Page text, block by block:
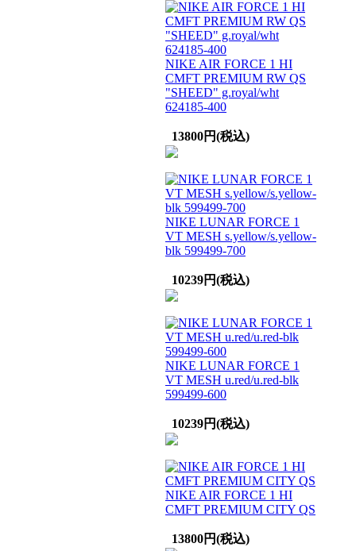
NIKE AIR FORCE 1 HI
CMFT PREMIUM RW QS
"SHEED" g.royal/wht
624185-400
13800円(税込)
NIKE LUNAR FORCE 1
VT MESH s.yellow/s.yellow-
blk 599499-700
10239円(税込)
NIKE LUNAR FORCE 1
VT MESH u.red/u.red-blk
599499-600
10239円(税込)
NIKE AIR FORCE 1 HI
CMFT PREMIUM CITY QS
13800円(税込)